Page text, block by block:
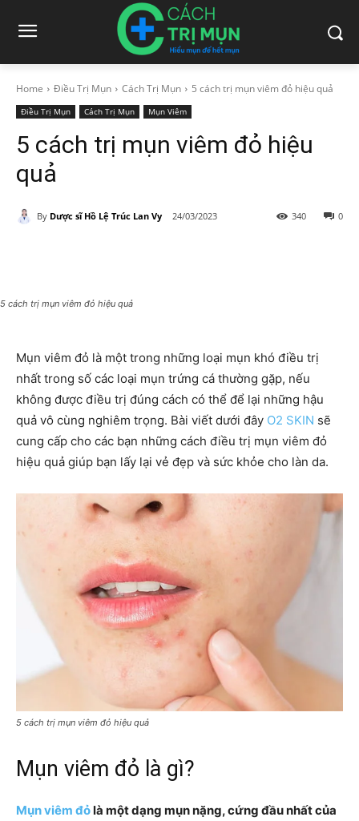
Home Điều Trị Mụn Cách Trị Mụn 5 cách trị mụn viêm đỏ hiệu quả
Điều Trị Mụn Cách Trị Mụn Mụn Viêm
5 cách trị mụn viêm đỏ hiệu
quả
By Dược sĩ Hồ Lệ Trúc Lan Vy 24/03/2023 0
340
5 cách trị mụn viêm đỏ hiệu quả
Mụn viêm đỏ là một trong những loại mụn khó điều trị
nhất trong số các loại mụn trứng cá thường gặp, nếu
không được điều trị đúng cách có thể để lại những hậu
quả vô cùng nghiêm trọng. Bài viết dưới đây O2 SKIN sẽ
cung cấp cho các bạn những cách điều trị mụn viêm đỏ
hiệu quả giúp bạn lấy lại vẻ đẹp và sức khỏe cho làn da.
5 cách trị mụn viêm đỏ hiệu quả
Mụn viêm đỏ là gì?
Mụn viêm đỏlà một dạng mụn nặng, cứng đầu nhất của